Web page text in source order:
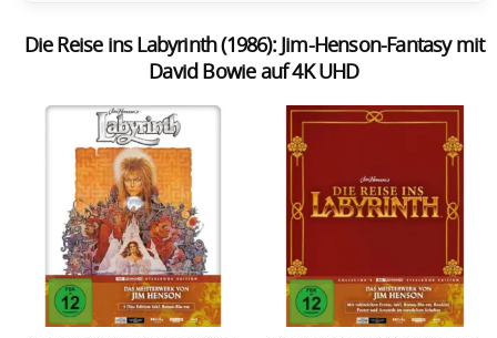
Die Reise ins Labyrinth (1986): Jim-Henson-Fantasy mit
David Bowie auf 4K UHD